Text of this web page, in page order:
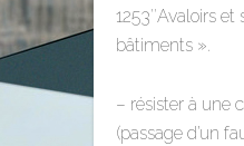
1253″Avaloirs et
bâtiments ».
– résister à une
(passage d’un